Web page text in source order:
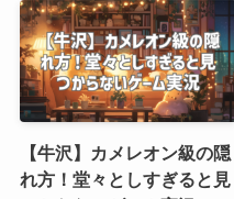
【牛沢】カメレオン級の隠
れ方！堂々としすぎると見